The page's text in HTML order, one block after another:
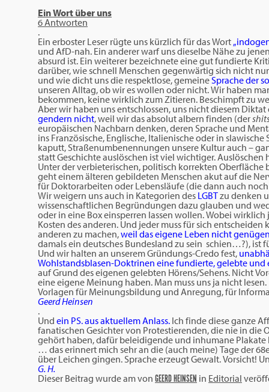
Ein Wort über uns
6 Antworten
.
Ein erboster Leser rügte uns kürzlich für das Wort
und AfD-nah. Ein anderer warf uns dieselbe Nähe zu
absurd ist. Ein weiterer bezeichnete eine gut fundierte
darüber, wie schnell Menschen gegenwärtig sich nicht
und wie dicht uns die respektlose, gemeineSprache der
unseren Alltag, ob wir es wollen oder nicht. Wir haben
bekommen, keine wirklich zum Zitieren. Beschimpft zu
Aber wir haben uns entschlossen, uns nicht diesem
gendern nicht, weil wir das absolut albern finden (der
europäischen Nachbarn denken, deren Sprache und
ins Französische, Englische, Italienische oder in
kaputt, Straßenumbenennungen unsere Kultur auch –
statt Geschichte auslöschen ist viel wichtiger.
Unter der verbieterischen, politisch korrekten
geht einem älteren gebildeten Menschen akut auf die
für Doktorarbeiten oder Lebensläufe (die dann auch
Wir weigern uns auch in Kategorien des LGBTzu denken
wissenschaftlichen Begründungen dazu glauben und
oder in eine Box einsperren lassen wollen. Wobei
Kosten des anderen. Und jeder muss für sich
anderen zu machen,weil das eigene Leben nicht
damals ein deutsches Bundesland zu sein schien…?),
Und wir halten an unserem Gründungs-Credo fest,
Wohlstandsblasen-Doktrinen eine fundierte, gelebte
auf Grund des eigenen gelebten Hörens/Sehens. Nicht
eine eigene Meinung haben. Man muss uns ja nicht
Vorlagen für Meinungsbildung und Anregung, für
Geerd Heinsen
.
Und ein PS. aus aktuellem Anlass. Ich finde diese ganze
fanatischen Gesichter von Protestierenden, die nie in die
gehört haben, dafür beleidigende und inhumane
… das erinnert mich sehr an die (auch meine) Tage der
über Leichen gingen. Sprache erzeugt Gewalt. Vorsicht!
G. H.
Dieser Beitrag wurde amvon GEERD HEINSEN in Editorial